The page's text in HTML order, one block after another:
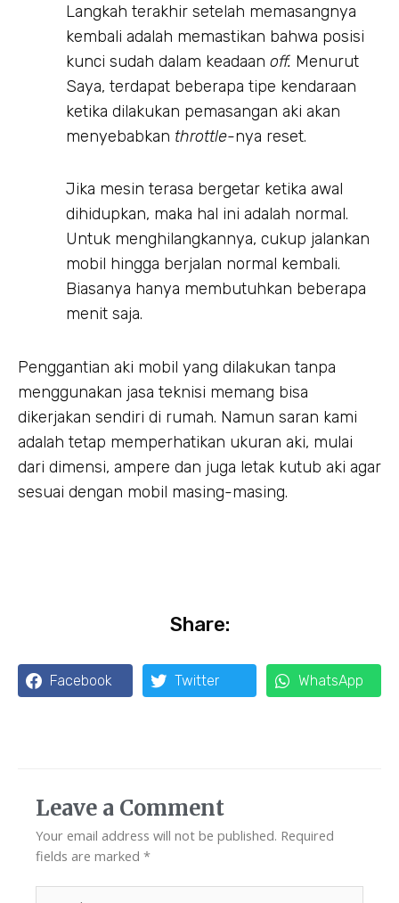
Langkah terakhir setelah memasangnya
kembali adalah memastikan bahwa posisi
kunci sudah dalam keadaan off. Menurut
Saya, terdapat beberapa tipe kendaraan
ketika dilakukan pemasangan aki akan
menyebabkan throttle-nya reset.
Jika mesin terasa bergetar ketika awal
dihidupkan, maka hal ini adalah normal.
Untuk menghilangkannya, cukup jalankan
mobil hingga berjalan normal kembali.
Biasanya hanya membutuhkan beberapa
menit saja.
Penggantian aki mobil yang dilakukan tanpa
menggunakan jasa teknisi memang bisa
dikerjakan sendiri di rumah. Namun saran kami
adalah tetap memperhatikan ukuran aki, mulai
dari dimensi, ampere dan juga letak kutub aki agar
sesuai dengan mobil masing-masing.
Share:
Facebook Twitter WhatsApp
Leave a Comment
Your email address will not be published. Required
fields are marked *